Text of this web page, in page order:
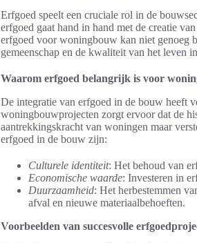
Erfgoed speelt een cruciale rol in de
erfgoed gaat hand in hand met de creatie
erfgoed voor woningbouw kan niet genoeg
gemeenschap en de kwaliteit van het leven
Waarom erfgoed belangrijk is voor
De integratie van erfgoed in de bouw heeft
woningbouwprojecten zorgt ervoor dat de
aantrekkingskracht van woningen maar
erfgoed in de bouw zijn:
Culturele identiteit: Het behoud van
Economische waarde: Investeren in
Duurzaamheid: Het herbestemmen
afval en nieuwe materiaalbehoeften.
Voorbeelden van succesvolle